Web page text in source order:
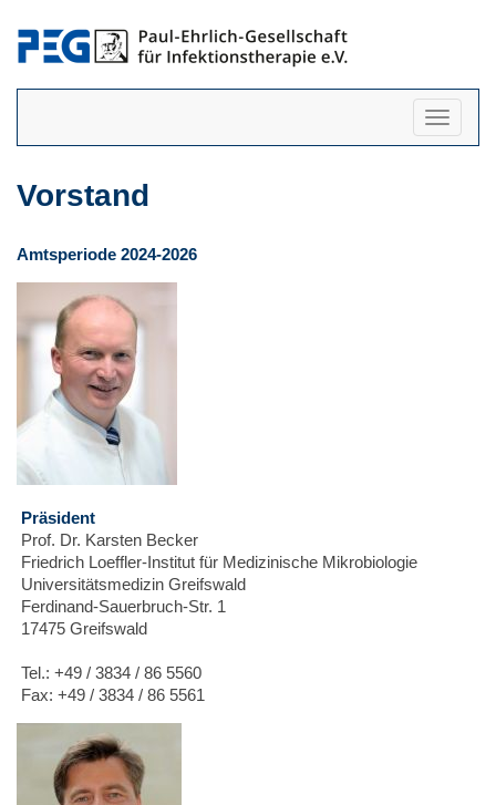
anzeigen
Vorstand
Amtsperiode 2024-2026
Präsident
Prof. Dr. Karsten Becker
Friedrich Loeffler-Institut für Medizinische Mikrobiologie
Universitätsmedizin Greifswald
Ferdinand-Sauerbruch-Str. 1
17475 Greifswald
Tel.: +49 / 3834 / 86 5560
Fax: +49 / 3834 / 86 5561